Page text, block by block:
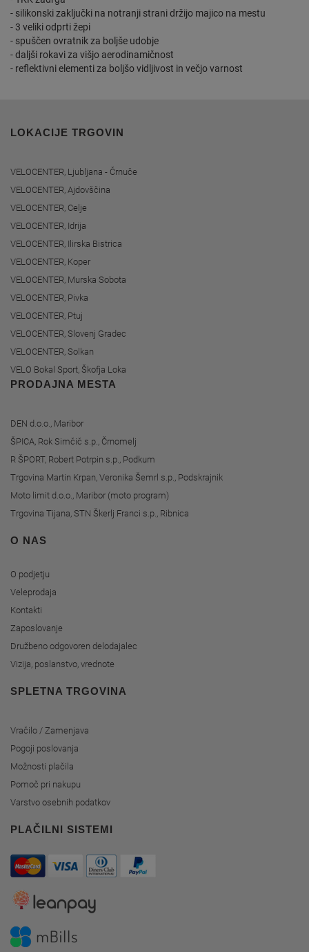
- silikonski zaključki na notranji strani držijo majico na mestu
- 3 veliki odprti žepi
- spuščen ovratnik za boljše udobje
- daljši rokavi za višjo aerodinamičnost
- reflektivni elementi za boljšo vidljivost in večjo varnost
LOKACIJE TRGOVIN
VELOCENTER, Ljubljana - Črnuče
VELOCENTER, Ajdovščina
VELOCENTER, Celje
VELOCENTER, Idrija
VELOCENTER, Ilirska Bistrica
VELOCENTER, Koper
VELOCENTER, Murska Sobota
VELOCENTER, Pivka
VELOCENTER, Ptuj
VELOCENTER, Slovenj Gradec
VELOCENTER, Solkan
VELO Bokal Sport, Škofja Loka
PRODAJNA MESTA
DEN d.o.o., Maribor
ŠPICA, Rok Simčič s.p., Črnomelj
R ŠPORT, Robert Potrpin s.p., Podkum
Trgovina Martin Krpan, Veronika Šemrl s.p., Podskrajnik
Moto limit d.o.o., Maribor (moto program)
Trgovina Tijana, STN Škerlj Franci s.p., Ribnica
O NAS
O podjetju
Veleprodaja
Kontakti
Zaposlovanje
Družbeno odgovoren delodajalec
Vizija, poslanstvo, vrednote
SPLETNA TRGOVINA
Vračilo / Zamenjava
Pogoji poslovanja
Možnosti plačila
Pomoč pri nakupu
Varstvo osebnih podatkov
PLAČILNI SISTEMI